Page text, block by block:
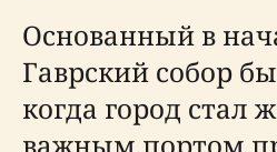
Основанный в
Гаврский собор
когда город стал